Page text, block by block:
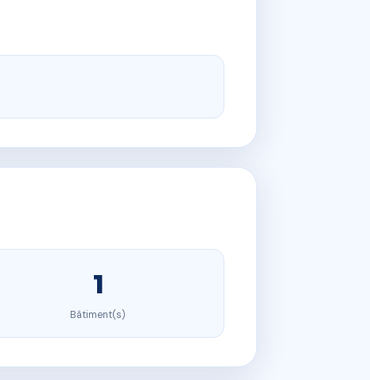
1
Bâtiment(s)